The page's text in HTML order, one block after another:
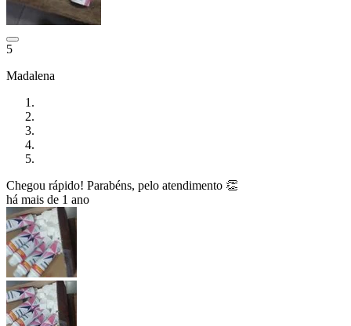
5
Madalena
Chegou rápido! Parabéns, pelo atendimento 👏
há mais de 1 ano